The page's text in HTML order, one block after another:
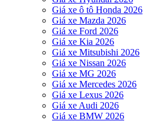
Giá xe ô tô Honda 2026
Giá xe Mazda 2026
Giá xe Ford 2026
Giá xe Kia 2026
Giá xe Mitsubishi 2026
Giá xe Nissan 2026
Giá xe MG 2026
Giá xe Mercedes 2026
Giá xe Lexus 2026
Giá xe Audi 2026
Giá xe BMW 2026